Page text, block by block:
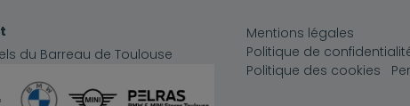
du Barreau de Toulouse
Pied de page
Mentions légales
Politique de
Politique des cookies